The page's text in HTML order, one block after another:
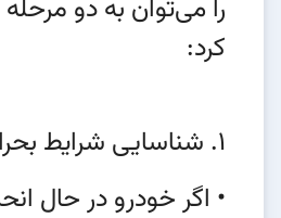
را می‌توان به دو
کرد:
1. شناسایی شرایط بحرانی:
• اگر خودرو در حال